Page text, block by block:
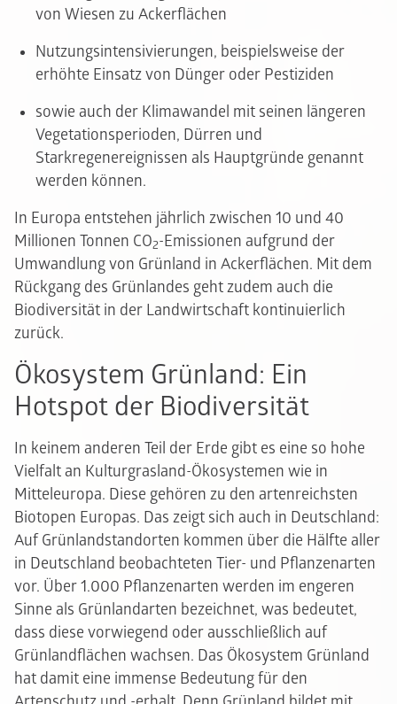
von Wiesen zu Ackerflächen
Nutzungsintensivierungen, beispielsweise der
erhöhte Einsatz von Dünger oder Pestiziden
sowie auch der Klimawandel mit seinen längeren
Vegetationsperioden, Dürren und
Starkregenereignissen als Hauptgründe genannt
werden können.
In Europa entstehen jährlich zwischen 10 und 40
Millionen Tonnen CO2-Emissionen aufgrund der
Umwandlung von Grünland in Ackerflächen. Mit dem
Rückgang des Grünlandes geht zudem auch die
Biodiversität in der Landwirtschaft kontinuierlich
zurück.
Ökosystem Grünland: Ein
Hotspot der Biodiversität
In keinem anderen Teil der Erde gibt es eine so hohe
Vielfalt an Kulturgrasland-Ökosystemen wie in
Mitteleuropa. Diese gehören zu den artenreichsten
Biotopen Europas. Das zeigt sich auch in Deutschland:
Auf Grünlandstandorten kommen über die Hälfte aller
in Deutschland beobachteten Tier- und Pflanzenarten
vor. Über 1.000 Pflanzenarten werden im engeren
Sinne als Grünlandarten bezeichnet, was bedeutet,
dass diese vorwiegend oder ausschließlich auf
Grünlandflächen wachsen. Das Ökosystem Grünland
hat damit eine immense Bedeutung für den